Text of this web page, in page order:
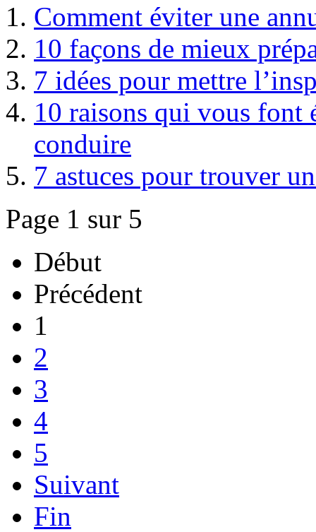
Comment éviter une
10 façons de mieux
7 idées pour mettre
10 raisons qui vous font
conduire
7 astuces pour trouver
Page 1 sur 5
Début
Précédent
1
2
3
4
5
Suivant
Fin